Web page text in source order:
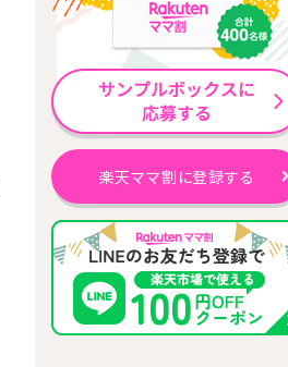
楽天ママ割に登録する